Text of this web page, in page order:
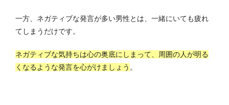
一方、ネガティブな発言が多い男性とは、一緒にいても疲れ
てしまうだけです。
ネガティブな気持ちは心の奥底にしまって、周囲の人が明る
くなるような発言を心がけましょう 。